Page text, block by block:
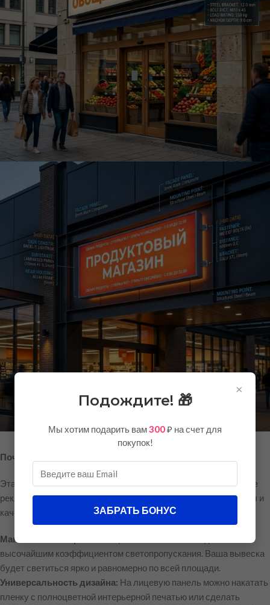
Почему акриловые лайтбоксы так популярны?
Эта технология десятилетиями остается стандартом на рынке
рекламных конструкций благодаря идеальному балансу цены и
качества:
Максимальная яркость:
высочайшим коэффициентом светопропускания. Ваша вывеска
будет светиться ярко и равномерно по всей площади.
Универсальность дизайна: На лицевую панель можно накатать
пленку с полноцветной интерьерной печатью или сделать
×
Подождите! 🎁
Мы хотим подарить вам300₽ на счет для
покупок!
ЗАБРАТЬ БОНУС